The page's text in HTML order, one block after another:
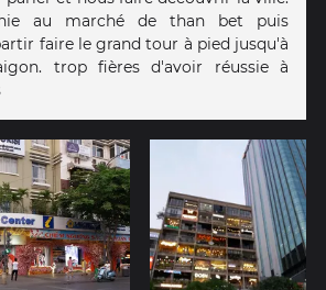
au marché de than bet puis
faire le grand tour à pied jusqu'à
trop fières d'avoir réussie à